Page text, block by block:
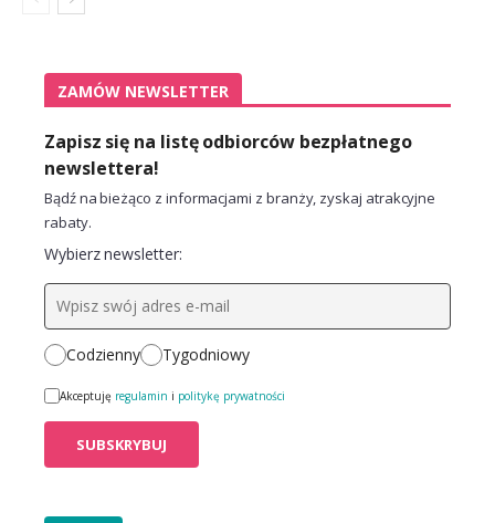
ZAMÓW NEWSLETTER
Zapisz się na listę odbiorców bezpłatnego
newslettera!
Bądź na bieżąco z informacjami z branży, zyskaj atrakcyjne
rabaty.
Wybierz newsletter:
Codzienny Tygodniowy
Akceptuję regulamin i politykę prywatności